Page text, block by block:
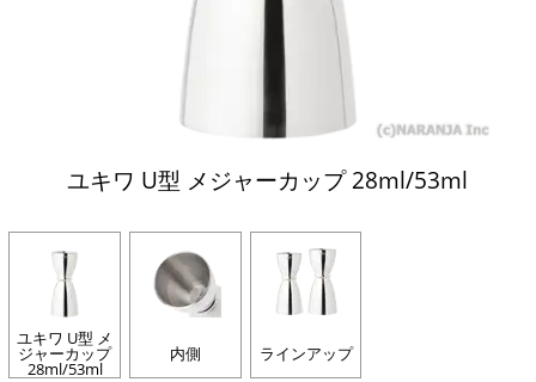
ユキワ U型 メジャーカップ 28ml/53ml
ユキワ U型 メ
ジャーカップ
28ml/53ml
内側 ラインアップ